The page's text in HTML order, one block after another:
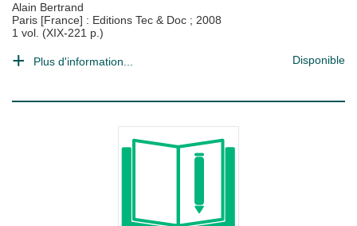
Alain Bertrand
Paris [France] : Editions Tec & Doc ; 2008
1 vol. (XIX-221 p.)
Plus d'information... Disponible